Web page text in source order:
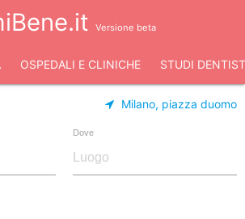
Versione beta
OSPEDALI E CLINICHE STUDI
Milano, piazza duomo
Dove